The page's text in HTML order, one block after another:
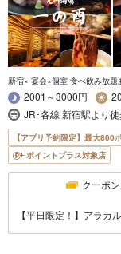
新宿× 宴会×個室 食べ飲み放
2001～3000円
JR･各線 新宿駅より
【アプリ予約限定】最大800
ポイントプラス対象店
クーポン
【平日限定！】アラ